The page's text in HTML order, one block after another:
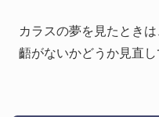
カラスの夢を見たとき
齬がないかどうか見直し